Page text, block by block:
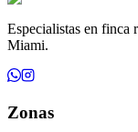
Especialistas en finca
Miami.
Zonas